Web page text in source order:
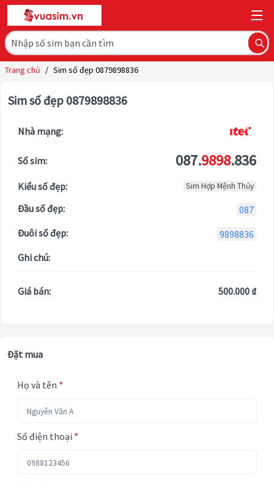
Trang chủ / Sim số đẹp 0879898836
Sim số đẹp 0879898836
Nhà mạng:
Số sim: 087.9898.836
Kiểu số đẹp: Sim Hợp Mệnh Thủy
Đầu số đẹp:
087
Đuôi số đẹp:
9898836
Ghi chú:
Giá bán: 500.000 ₫
Đặt mua
Họ và tên *
Số điện thoại *